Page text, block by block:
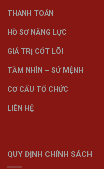
THANH TOÁN
HỒ SƠ NĂNG LỰC
GIÁ TRỊ CỐT LÕI
TẦM NHÌN – SỨ MỆNH
CƠ CẤU TỔ CHỨC
LIÊN HỆ
QUY ĐỊNH CHÍNH SÁCH